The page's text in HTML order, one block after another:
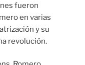
fueron
en varias
y su
revolución.